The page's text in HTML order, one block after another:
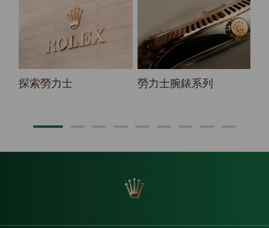
探索勞力士 勞力士腕錶系列